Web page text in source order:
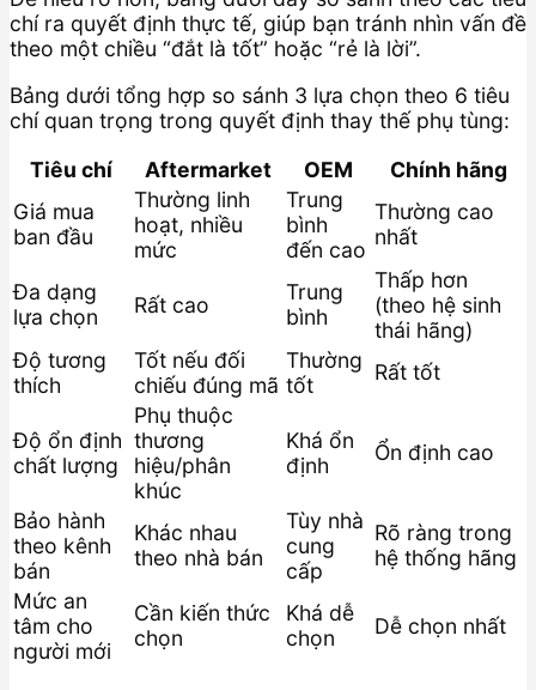
chí ra quyết định thực tế, giúp bạn tránh nhìn vấn đề
theo một chiều “đắt là tốt” hoặc “rẻ là lời”.
Bảng dưới tổng hợp so sánh 3 lựa chọn theo 6 tiêu
chí quan trọng trong quyết định thay thế phụ tùng:
Tiêu chí
Aftermarket OEM
Chính hãng
Giá mua
ban đầu
Thường linh
hoạt, nhiều
mức
Trung
bình
đến cao
Thường cao
nhất
Đa dạng
lựa chọn
Rất cao
Trung
bình
Thấp hơn
(theo hệ sinh
thái hãng)
Độ tương
thích
Tốt nếu đối
chiếu đúng mã
Thường
tốt
Rất tốt
Độ ổn định
chất lượng
Phụ thuộc
thương
hiệu/phân
khúc
Khá ổn
định
Ổn định cao
Bảo hành
theo kênh
bán
Khác nhau
theo nhà bán
Tùy nhà
cung
cấp
Rõ ràng trong
hệ thống hãng
Mức an
tâm cho
người mới
Cần kiến thức
chọn
Khá dễ
chọn
Dễ chọn nhất